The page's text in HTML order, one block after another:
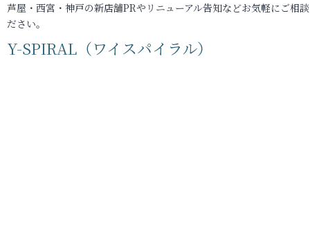
芦屋・西宮・神戸の新店舗PRやリニューアル告知などお気軽にご相
ださい。
Y-SPIRAL（ワイスパイラル）